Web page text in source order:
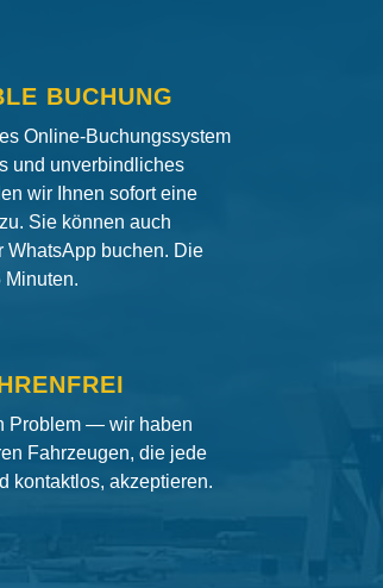
BUCHUNG
Online-Buchungssystem
und unverbindliches
wir Ihnen sofort eine
Sie können auch
WhatsApp buchen. Die
Minuten.
Problem — wir haben
Fahrzeugen, die jede
kontaktlos, akzeptieren.